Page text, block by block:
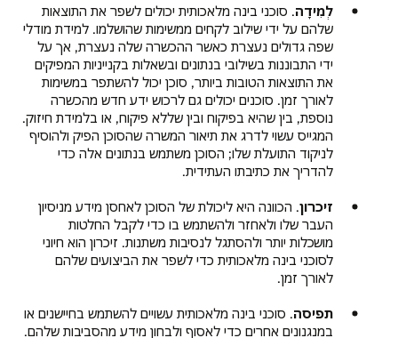
לְמִידָה. סוכני בינה מלאכותית יכולים לשפר את התוצאות
שלהם על ידי שילוב לקחים ממשימות שהושלמו. למידת מודלי
שפה גדולים נעצרת כאשר ההכשרה שלה נעצרת, אך על
ידי התבוננות בשילובי בנתונים ובשאלות בקנייניות המפיקים
את התוצאות הטובות ביותר, סוכן יכול להשתפר במשימות
לאורך זמן. סוכנים יכולים גם לרכוש ידע חדש מהכשרה
נוספת, בין שהיא בפיקוח ובין שללא פיקוח, או בלמידת חיזוק.
המגייס עשוי לדרג את תיאור המשרה שהסוכן הפיק ולהוסיף
לניקוד התועלת שלו; הסוכן משתמש בנתונים אלה כדי
להדריך את כתיבתו העתידית.
זיכרון. הכוונה היא ליכולת של הסוכן לאחסן מידע מניסיון
העבר שלו ולאחזר ולהשתמש בו כדי לקבל החלטות
מושכלות יותר ולהסתגל לנסיבות משתנות. זיכרון הוא חיוני
לסוכני בינה מלאכותית כדי לשפר את הביצועים שלהם
לאורך זמן.
תפיסה. סוכני בינה מלאכותית עשויים להשתמש בחיישנים או
במנגנונים אחרים כדי לאסוף ולבחון מידע מהסביבות שלהם.